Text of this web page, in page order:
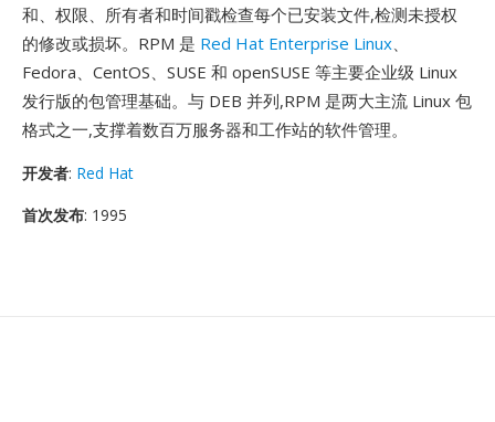
和、权限、所有者和时间戳检查每个已安装文件,检测未授权
的修改或损坏。RPM 是 Red Hat Enterprise Linux、
Fedora、CentOS、SUSE 和 openSUSE 等主要企业级 Linux
发行版的包管理基础。与 DEB 并列,RPM 是两大主流 Linux 包
格式之一,支撑着数百万服务器和工作站的软件管理。
开发者: Red Hat
首次发布: 1995